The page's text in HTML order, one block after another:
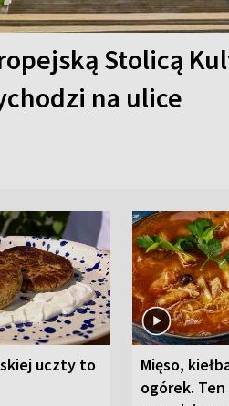
Stolicą
na ulice
uczty to
Mięso,
ogórek.